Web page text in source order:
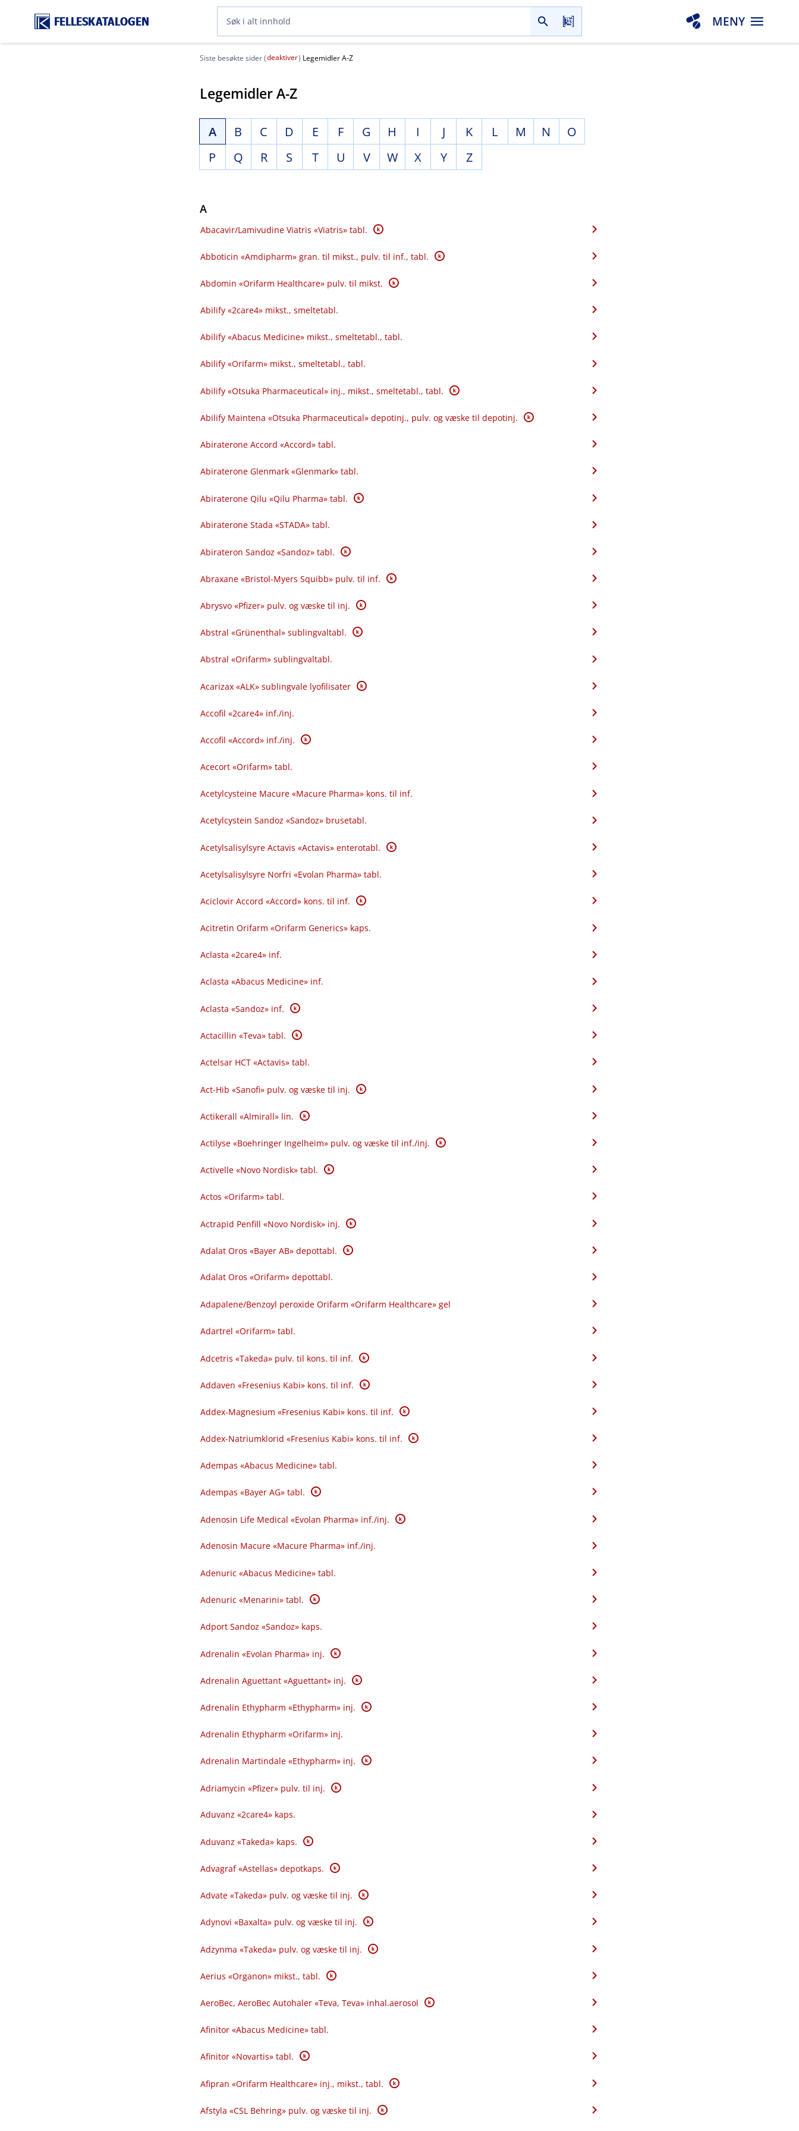
FELLESKATALOGEN MENY
Siste besøkte sider (deaktiver) Legemidler A-Z
Legemidler A-Z
A B C D E F G H I J K L M N
O
P
Q R S T U V W X Y Z
A
Abacavir​/​Lamivudine Viatris «Viatris» tabl. K
Abboticin «Amdipharm» gran. til mikst., pulv. til inf., tabl. K
Abdomin «Orifarm Healthcare» pulv. til mikst. K
Abilify «2care4» mikst., smeltetabl.
Abilify «Abacus Medicine» mikst., smeltetabl., tabl.
Abilify «Orifarm» mikst., smeltetabl., tabl.
Abilify «Otsuka Pharmaceutical» inj., mikst., smeltetabl., tabl. K
Abilify Maintena «Otsuka Pharmaceutical» depotinj., pulv. og væske til depotinj. K
Abiraterone Accord «Accord» tabl.
Abiraterone Glenmark «Glenmark» tabl.
Abiraterone Qilu «Qilu Pharma» tabl. K
Abiraterone Stada «STADA» tabl.
Abirateron Sandoz «Sandoz» tabl. K
Abraxane «Bristol-Myers Squibb» pulv. til inf. K
Abrysvo «Pfizer» pulv. og væske til inj. K
Abstral «Grünenthal» sublingvaltabl. K
Abstral «Orifarm» sublingvaltabl.
Acarizax «ALK» sublingvale lyofilisater K
Accofil «2care4» inf.​/​inj.
Accofil «Accord» inf.​/​inj. K
Acecort «Orifarm» tabl.
Acetylcysteine Macure «Macure Pharma» kons. til inf.
Acetylcystein Sandoz «Sandoz» brusetabl.
Acetylsalisylsyre Actavis «Actavis» enterotabl. K
Acetylsalisylsyre Norfri «Evolan Pharma» tabl.
Aciclovir Accord «Accord» kons. til inf. K
Acitretin Orifarm «Orifarm Generics» kaps.
Aclasta «2care4» inf.
Aclasta «Abacus Medicine» inf.
Aclasta «Sandoz» inf. K
Actacillin «Teva» tabl. K
Actelsar HCT «Actavis» tabl.
Act-Hib «Sanofi» pulv. og væske til inj. K
Actikerall «Almirall» lin. K
Actilyse «Boehringer Ingelheim» pulv. og væske til inf.​/​inj. K
Activelle «Novo Nordisk» tabl. K
Actos «Orifarm» tabl.
Actrapid Penfill «Novo Nordisk» inj. K
Adalat Oros «Bayer AB» depottabl. K
Adalat Oros «Orifarm» depottabl.
Adapalene​/​Benzoyl peroxide Orifarm «Orifarm Healthcare» gel
Adartrel «Orifarm» tabl.
Adcetris «Takeda» pulv. til kons. til inf. K
Addaven «Fresenius Kabi» kons. til inf. K
Addex-Magnesium «Fresenius Kabi» kons. til inf. K
Addex-Natriumklorid «Fresenius Kabi» kons. til inf. K
Adempas «Abacus Medicine» tabl.
Adempas «Bayer AG» tabl. K
Adenosin Life Medical «Evolan Pharma» inf.​/​inj. K
Adenosin Macure «Macure Pharma» inf.​/​inj.
Adenuric «Abacus Medicine» tabl.
Adenuric «Menarini» tabl. K
Adport Sandoz «Sandoz» kaps.
Adrenalin «Evolan Pharma» inj. K
Adrenalin Aguettant «Aguettant» inj. K
Adrenalin Ethypharm «Ethypharm» inj. K
Adrenalin Ethypharm «Orifarm» inj.
Adrenalin Martindale «Ethypharm» inj. K
Adriamycin «Pfizer» pulv. til inj. K
Aduvanz «2care4» kaps.
Aduvanz «Takeda» kaps. K
Advagraf «Astellas» depotkaps. K
Advate «Takeda» pulv. og væske til inj. K
Adynovi «Baxalta» pulv. og væske til inj. K
Adzynma «Takeda» pulv. og væske til inj. K
Aerius «Organon» mikst., tabl. K
AeroBec, AeroBec Autohaler «Teva, Teva» inhal.aerosol K
Afinitor «Abacus Medicine» tabl.
Afinitor «Novartis» tabl. K
Afipran «Orifarm Healthcare» inj., mikst., tabl. K
Afstyla «CSL Behring» pulv. og væske til inj. K